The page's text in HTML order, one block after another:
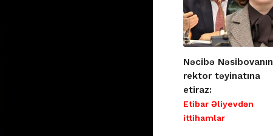
Nəcibə Nəsibovanın
rektor təyinatına
etiraz:
Etibar Əliyevdən
ittihamlar